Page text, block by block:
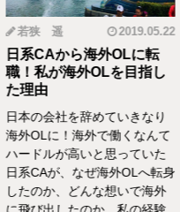
若狭 遥 2019.05.22
日系CAから海外OLに転
職！私が海外OLを目指し
た理由
日本の会社を辞めていきなり
海外OLに！海外で働くなんて
ハードルが高いと思っていた
日系CAが、なぜ海外OLへ転身
したのか、どんな想いで海外